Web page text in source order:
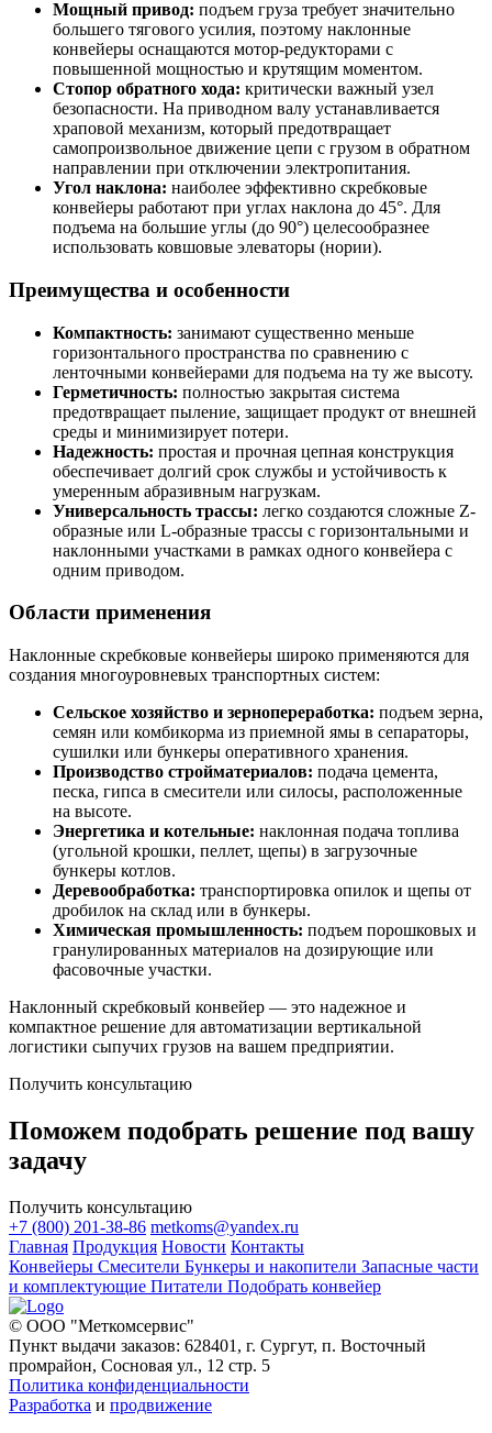
Мощный привод: подъем груза требует значительно
большего тягового усилия, поэтому наклонные
конвейеры оснащаются мотор-редукторами с
повышенной мощностью и крутящим моментом.
Стопор обратного хода: критически важный узел
безопасности. На приводном валу устанавливается
храповой механизм, который предотвращает
самопроизвольное движение цепи с грузом в обратном
направлении при отключении электропитания.
Угол наклона: наиболее эффективно скребковые
конвейеры работают при углах наклона до 45°. Для
подъема на большие углы (до 90°) целесообразнее
использовать ковшовые элеваторы (нории).
Преимущества и особенности
Компактность: занимают существенно меньше
горизонтального пространства по сравнению с
ленточными конвейерами для подъема на ту же высоту.
Герметичность: полностью закрытая система
предотвращает пыление, защищает продукт от внешней
среды и минимизирует потери.
Надежность: простая и прочная цепная конструкция
обеспечивает долгий срок службы и устойчивость к
умеренным абразивным нагрузкам.
Универсальность трассы: легко создаются сложные Z-
образные или L-образные трассы с горизонтальными и
наклонными участками в рамках одного конвейера с
одним приводом.
Области применения
Наклонные скребковые конвейеры широко применяются для
создания многоуровневых транспортных систем:
Сельское хозяйство и зернопереработка: подъем зерна,
семян или комбикорма из приемной ямы в сепараторы,
сушилки или бункеры оперативного хранения.
Производство стройматериалов: подача цемента,
песка, гипса в смесители или силосы, расположенные
на высоте.
Энергетика и котельные: наклонная подача топлива
(угольной крошки, пеллет, щепы) в загрузочные
бункеры котлов.
Деревообработка: транспортировка опилок и щепы от
дробилок на склад или в бункеры.
Химическая промышленность: подъем порошковых и
гранулированных материалов на дозирующие или
фасовочные участки.
Наклонный скребковый конвейер — это надежное и
компактное решение для автоматизации вертикальной
логистики сыпучих грузов на вашем предприятии.
Получить консультацию
Поможем подобрать решение под вашу
задачу
Получить консультацию
+7 (800) 201-38-86 metkoms@yandex.ru
Главная Продукция Новости Контакты
Конвейеры Смесители Бункеры и накопители Запасные части
и комплектующие Питатели Подобрать конвейер
© ООО "Меткомсервис"
Пункт выдачи заказов: 628401, г. Сургут, п. Восточный
промрайон, Сосновая ул., 12 стр. 5
Политика конфиденциальности
Разработка и продвижение